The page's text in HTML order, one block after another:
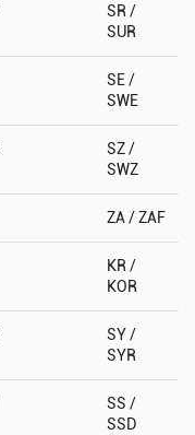
SR /
SUR
SE /
SWE
SZ /
SWZ
ZA / ZAF
KR /
KOR
SY /
SYR
SS /
SSD